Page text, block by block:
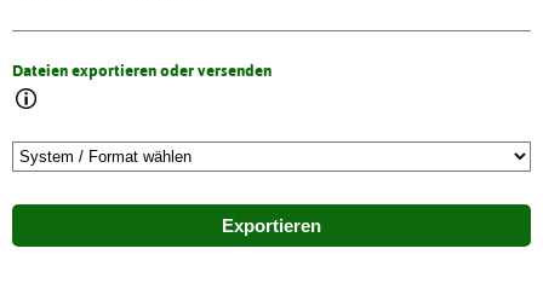
Dateien exportieren oder versenden
Exportieren